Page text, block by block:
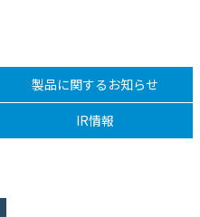
製品に関するお知らせ
IR情報